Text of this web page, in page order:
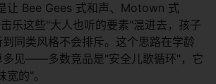
让 Bee Gees 式和声、Motown 式
乐这些"大人也听的要素"混进去，孩子
同类风格不会排斥。这个思路在学龄
多见——多数竞品是"安全儿歌循环"，它
的"。